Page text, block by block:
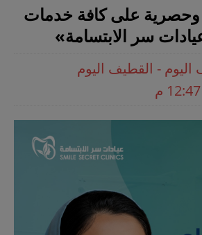
على كافة خدمات
سر الابتسامة»
- القطيف اليوم